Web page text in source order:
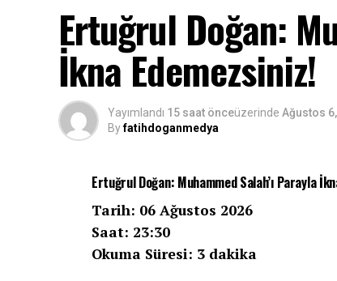
Ertuğrul Doğan:
İkna Edemezsiniz!
Yayımlandı 15 saat önceüzerinde Ağustos
Byfatihdoganmedya
Ertuğrul Doğan: Muhammed Salah’ı Parayla
Tarih: 06 Ağustos 2026
Saat: 23:30
Okuma Süresi: 3 dakika